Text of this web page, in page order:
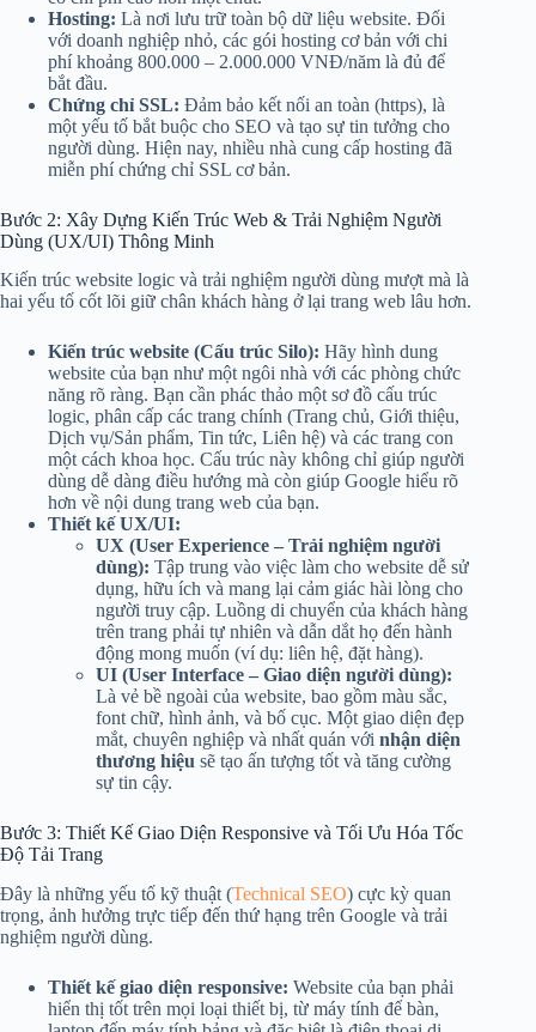
Hosting: Là nơi lưu trữ toàn bộ dữ liệu website. Đối
với doanh nghiệp nhỏ, các gói hosting cơ bản với chi
phí khoảng 800.000 – 2.000.000 VNĐ/năm là đủ để
bắt đầu.
Chứng chỉ SSL: Đảm bảo kết nối an toàn (https), là
một yếu tố bắt buộc cho SEO và tạo sự tin tưởng cho
người dùng. Hiện nay, nhiều nhà cung cấp hosting đã
miễn phí chứng chỉ SSL cơ bản.
Bước 2: Xây Dựng Kiến Trúc Web & Trải Nghiệm Người
Dùng (UX/UI) Thông Minh
Kiến trúc website logic và trải nghiệm người dùng mượt mà là
hai yếu tố cốt lõi giữ chân khách hàng ở lại trang web lâu hơn.
Kiến trúc website (Cấu trúc Silo): Hãy hình dung
website của bạn như một ngôi nhà với các phòng chức
năng rõ ràng. Bạn cần phác thảo một sơ đồ cấu trúc
logic, phân cấp các trang chính (Trang chủ, Giới thiệu,
Dịch vụ/Sản phẩm, Tin tức, Liên hệ) và các trang con
một cách khoa học. Cấu trúc này không chỉ giúp người
dùng dễ dàng điều hướng mà còn giúp Google hiểu rõ
hơn về nội dung trang web của bạn.
Thiết kế UX/UI:
UX (User Experience – Trải nghiệm người
dùng): Tập trung vào việc làm cho website dễ sử
dụng, hữu ích và mang lại cảm giác hài lòng cho
người truy cập. Luồng di chuyển của khách hàng
trên trang phải tự nhiên và dẫn dắt họ đến hành
động mong muốn (ví dụ: liên hệ, đặt hàng).
UI (User Interface – Giao diện người dùng):
Là vẻ bề ngoài của website, bao gồm màu sắc,
font chữ, hình ảnh, và bố cục. Một giao diện đẹp
mắt, chuyên nghiệp và nhất quán với nhận diện
thương hiệu sẽ tạo ấn tượng tốt và tăng cường
sự tin cậy.
Bước 3: Thiết Kế Giao Diện Responsive và Tối Ưu Hóa Tốc
Độ Tải Trang
Đây là những yếu tố kỹ thuật (Technical SEO) cực kỳ quan
trọng, ảnh hưởng trực tiếp đến thứ hạng trên Google và trải
nghiệm người dùng.
Thiết kế giao diện responsive: Website của bạn phải
hiển thị tốt trên mọi loại thiết bị, từ máy tính để bàn,